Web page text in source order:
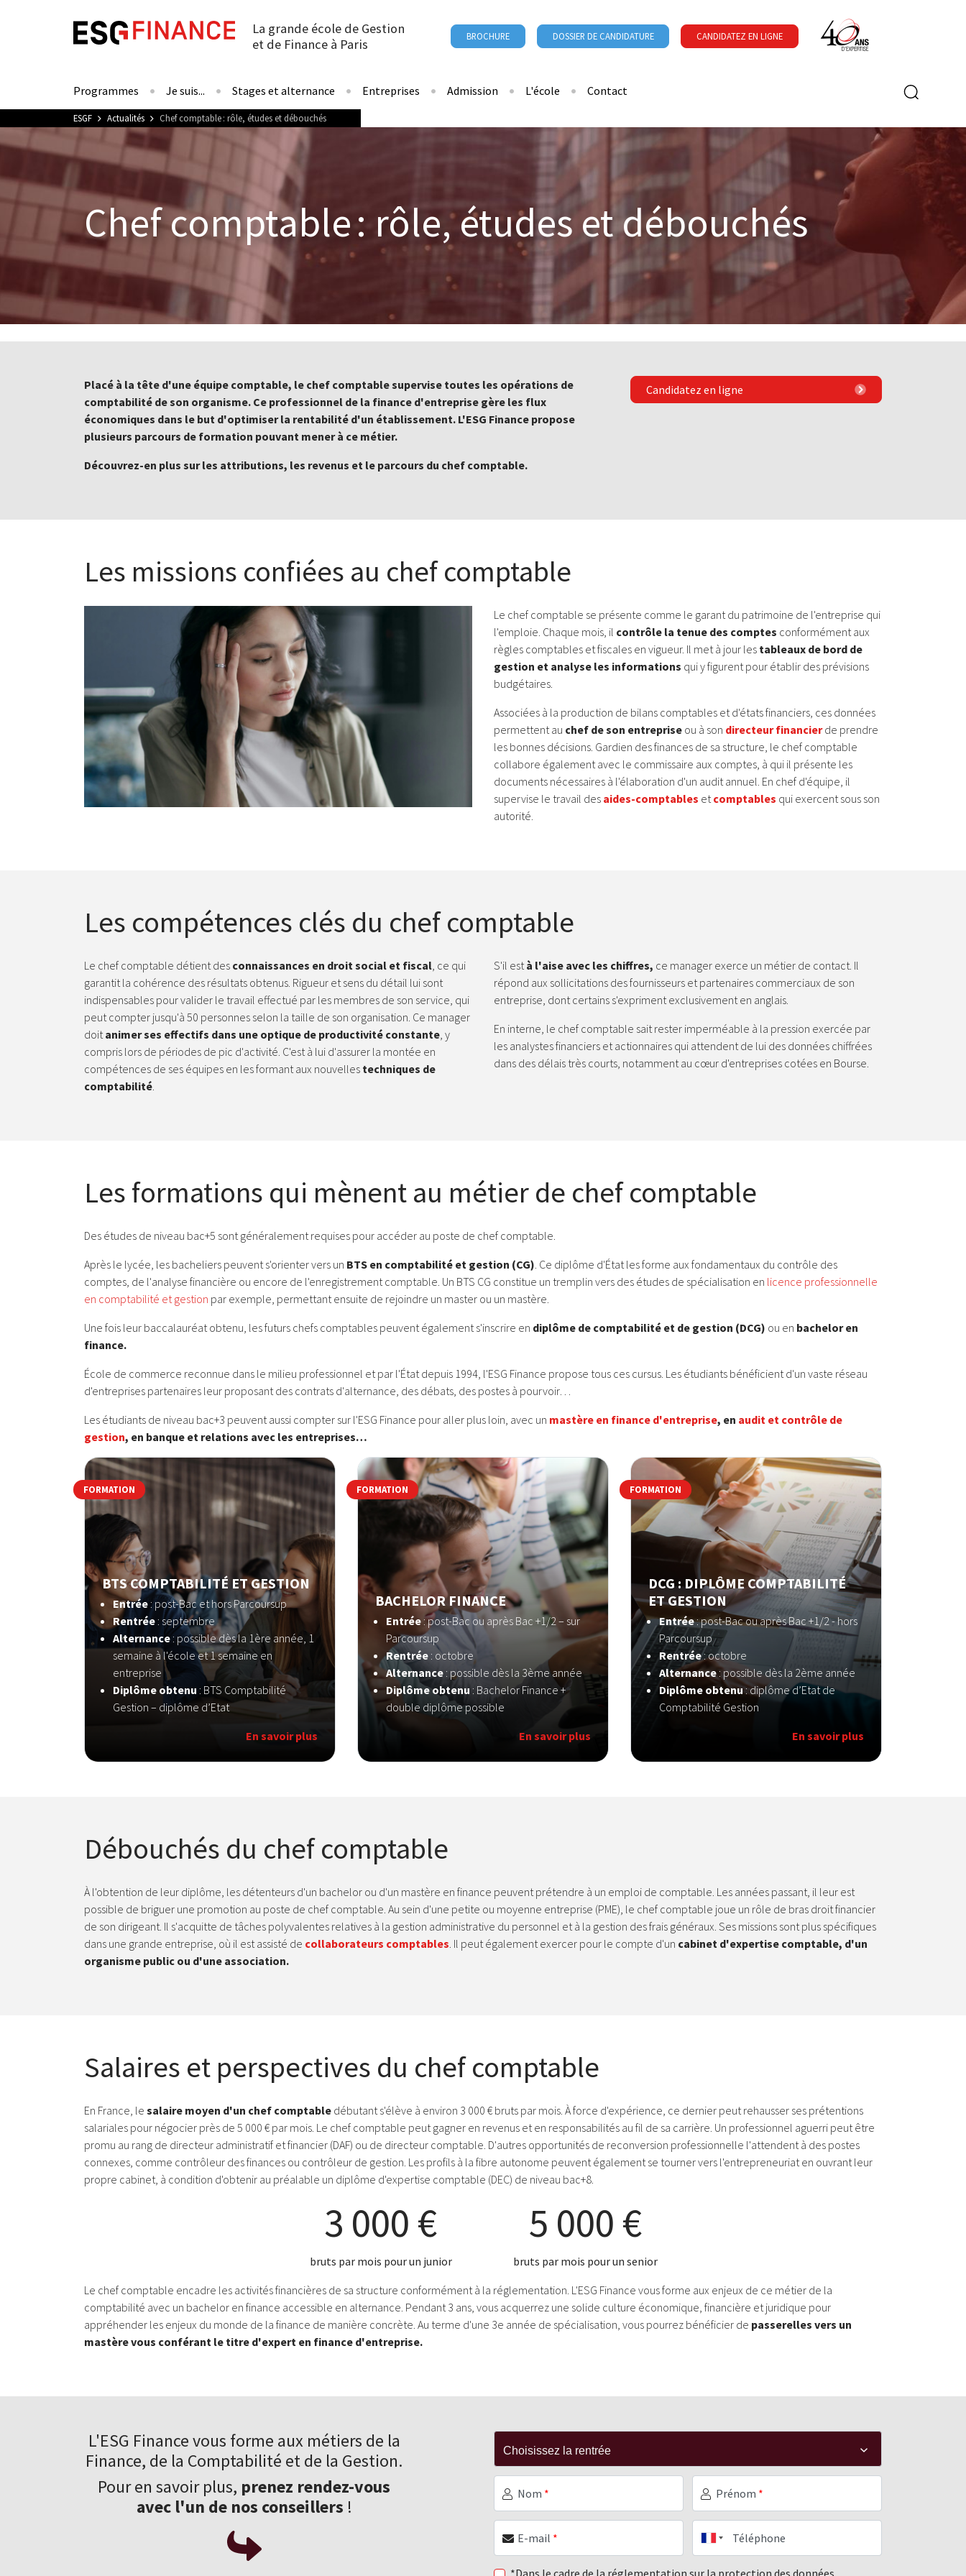
Chef comptable : rôle, études et débouchés
Placé à la tête d'une équipe comptable, le chef comptable supervise toutes les opérations de
comptabilité de son organisme. Ce professionnel de la finance d'entreprise gère les flux
économiques dans le but d'optimiser la rentabilité d'un établissement. L'ESG Finance propose
plusieurs parcours de formation pouvant mener à ce métier.
Découvrez-en plus sur les attributions, les revenus et le parcours du chef comptable.
Candidatez en ligne
Les missions confiées au chef comptable
Le chef comptable se présente comme le garant du patrimoine de l'entreprise qui
l'emploie. Chaque mois, il contrôle la tenue des comptes conformément aux
règles comptables et fiscales en vigueur. Il met à jour les tableaux de bord de
gestion et analyse les informations qui y figurent pour établir des prévisions
budgétaires.
Associées à la production de bilans comptables et d'états financiers, ces données
permettent au chef de son entreprise ou à son directeur financierde prendre
les bonnes décisions. Gardien des finances de sa structure, le chef comptable
collabore également avec le commissaire aux comptes, à qui il présente les
documents nécessaires à l'élaboration d'un audit annuel. En chef d'équipe, il
supervise le travail des aides-comptables etcomptables qui exercent sous son
autorité.
Les compétences clés du chef comptable
Le chef comptable détient des connaissances en droit social et fiscal, ce qui
garantit la cohérence des résultats obtenus. Rigueur et sens du détail lui sont
indispensables pour valider le travail effectué par les membres de son service, qui
peut compter jusqu'à 50 personnes selon la taille de son organisation. Ce manager
doitanimer ses effectifs dans une optique de productivité constante, y
compris lors de périodes de pic d'activité. C'est à lui d'assurer la montée en
compétences de ses équipes en les formant aux nouvelles techniques de
comptabilité.
S'il està l'aise avec les chiffres, ce manager exerce un métier de contact. Il
répond aux sollicitations des fournisseurs et partenaires commerciaux de son
entreprise, dont certains s'expriment exclusivement en anglais.
En interne, le chef comptable sait rester imperméable à la pression exercée par
les analystes financiers et actionnaires qui attendent de lui des données chiffrées
dans des délais très courts, notamment au cœur d'entreprises cotées en Bourse.
Les formations qui mènent au métier de chef comptable
Des études de niveau bac+5 sont généralement requises pour accéder au poste de chef comptable.
Après le lycée, les bacheliers peuvent s'orienter vers un BTS en comptabilité et gestion (CG). Ce diplôme d'État les forme aux fondamentaux du contrôle des
comptes, de l'analyse financière ou encore de l'enregistrement comptable. Un BTS CG constitue un tremplin vers des études de spécialisation en licence professionnelle
en comptabilité et gestion par exemple, permettant ensuite de rejoindre un master ou un mastère.
Une fois leur baccalauréat obtenu, les futurs chefs comptables peuvent également s'inscrire en diplôme de comptabilité et de gestion (DCG) ou en bachelor en
finance.
École de commerce reconnue dans le milieu professionnel et par l'État depuis 1994, l'ESG Finance propose tous ces cursus. Les étudiants bénéficient d'un vaste réseau
d'entreprises partenaires leur proposant des contrats d'alternance, des débats, des postes à pourvoir…
Les étudiants de niveau bac+3 peuvent aussi compter sur l'ESG Finance pour aller plus loin, avec un mastère en finance d'entreprise, en audit et contrôle de
gestion, en banque et relations avec les entreprises…
BTS COMPTABILITÉ ET GESTION
Entrée : post-Bac et hors Parcoursup
Rentrée : septembre
Alternance: possible dès la 1ère année, 1
semaine à l'école et 1 semaine en
entreprise
Diplôme obtenu : BTS Comptabilité
Gestion – diplôme d’Etat
En savoir plus
FORMATION
BACHELOR FINANCE
Entrée : post-Bac ou après Bac +1/2 – sur
Parcoursup
Rentrée : octobre
Alternance : possible dès la 3ème année
Diplôme obtenu : Bachelor Finance +
double diplôme possible
En savoir plus
FORMATION
DCG : DIPLÔME COMPTABILITÉ
ET GESTION
Entrée:post-Bac ou après Bac +1/2 - hors
Parcoursup
Rentrée: octobre
Alternance: possible dès la 2ème année
Diplôme obtenu: diplôme d’Etat de
Comptabilité Gestion
En savoir plus
FORMATION
Débouchés du chef comptable
À l'obtention de leur diplôme, les détenteurs d'un bachelor ou d'un mastère en finance peuvent prétendre à un emploi de comptable. Les années passant, il leur est
possible de briguer une promotion au poste de chef comptable. Au sein d'une petite ou moyenne entreprise (PME), le chef comptable joue un rôle de bras droit financier
de son dirigeant. Il s'acquitte de tâches polyvalentes relatives à la gestion administrative du personnel et à la gestion des frais généraux. Ses missions sont plus spécifiques
dans une grande entreprise, où il est assisté de collaborateurs comptables. Il peut également exercer pour le compte d'un cabinet d'expertise comptable, d'un
organisme public ou d'une association.
Salaires et perspectives du chef comptable
En France, le salaire moyen d'un chef comptable débutant s'élève à environ 3 000 € bruts par mois. À force d'expérience, ce dernier peut rehausser ses prétentions
salariales pour négocier près de 5 000 € par mois. Le chef comptable peut gagner en revenus et en responsabilités au fil de sa carrière. Un professionnel aguerri peut être
promu au rang de directeur administratif et financier (DAF) ou de directeur comptable. D'autres opportunités de reconversion professionnelle l'attendent à des postes
connexes, comme contrôleur des finances ou contrôleur de gestion. Les profils à la fibre autonome peuvent également se tourner vers l'entrepreneuriat en ouvrant leur
propre cabinet, à condition d'obtenir au préalable un diplôme d'expertise comptable (DEC) de niveau bac+8.
3 000 €
bruts par mois pour un junior
5 000 €
bruts par mois pour un senior
Le chef comptable encadre les activités financières de sa structure conformément à la réglementation. L'ESG Finance vous forme aux enjeux de ce métier de la
comptabilité avec un bachelor en finance accessible en alternance. Pendant 3 ans, vous acquerrez une solide culture économique, financière et juridique pour
appréhender les enjeux du monde de la finance de manière concrète. Au terme d'une 3e année de spécialisation, vous pourrez bénéficier de passerelles vers un
mastère vous conférant le titre d'expert en finance d'entreprise.
L'ESG Finance vous forme aux métiers de la
Finance, de la Comptabilité et de la Gestion.
Pour en savoir plus, prenez rendez-vous
avec l'un de nos conseillers !
Nom * Prénom *
E-mail * Téléphone
*Dans le cadre de la réglementation sur la protection des données,
La grande école de Gestion
et de Finance à Paris
BROCHURE DOSSIER DE CANDIDATURE CANDIDATEZ EN LIGNE
Programmes Je suis... Stages et alternance Entreprises Admission L'école Contact
Formulaire de recherche
Vous êtes ici
ESGF Actualités Chef comptable : rôle, études et débouchés